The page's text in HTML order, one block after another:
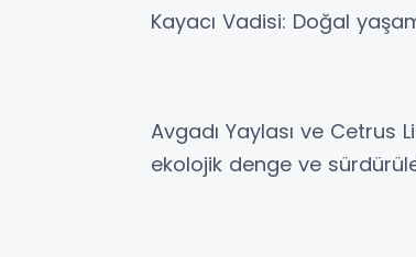
Kayacı Vadisi: Doğal
Avgadı Yaylası ve Cetrus
ekolojik denge ve